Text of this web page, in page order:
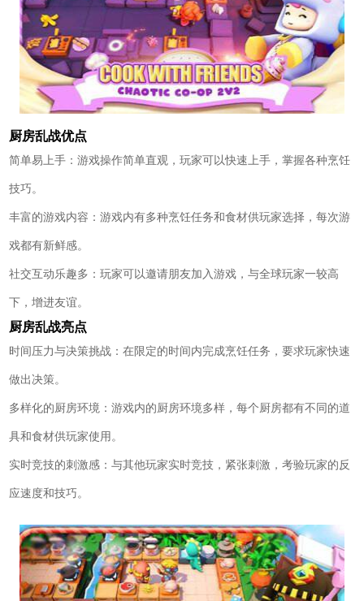
厨房乱战优点
简单易上手：游戏操作简单直观，玩家可以快速上手，掌握各种烹饪
技巧。
丰富的游戏内容：游戏内有多种烹饪任务和食材供玩家选择，每次游
戏都有新鲜感。
社交互动乐趣多：玩家可以邀请朋友加入游戏，与全球玩家一较高
下，增进友谊。
厨房乱战亮点
时间压力与决策挑战：在限定的时间内完成烹饪任务，要求玩家快速
做出决策。
多样化的厨房环境：游戏内的厨房环境多样，每个厨房都有不同的道
具和食材供玩家使用。
实时竞技的刺激感：与其他玩家实时竞技，紧张刺激，考验玩家的反
应速度和技巧。